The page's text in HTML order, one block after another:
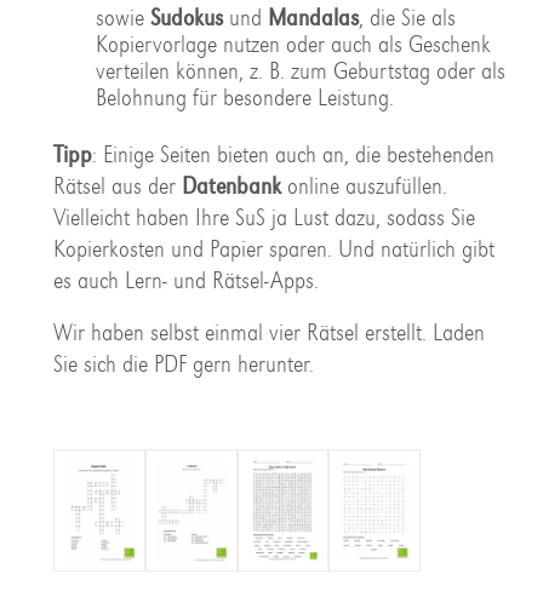
sowie Sudokusund Mandalas, die Sie als
Kopiervorlage nutzen oder auch als Geschenk
verteilen können, z. B. zum Geburtstag oder als
Belohnung für besondere Leistung.
Tipp: Einige Seiten bieten auch an, die bestehenden
Rätsel aus der Datenbankonline auszufüllen.
Vielleicht haben Ihre SuS ja Lust dazu, sodass Sie
Kopierkosten und Papier sparen. Und natürlich gibt
es auch Lern- und Rätsel-Apps.
Wir haben selbst einmal vier Rätsel erstellt. Laden
Sie sich die PDF gern herunter.